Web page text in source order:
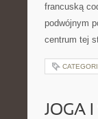
francuską
podwójnym
centrum tej
JOGA I